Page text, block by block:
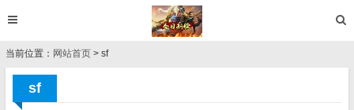
当前位置： 网站首页 > sf
sf